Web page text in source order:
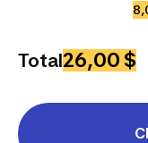
Total26,00 $